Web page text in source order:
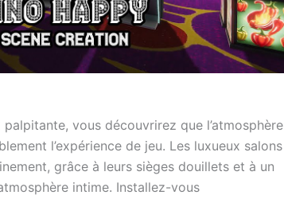
vous découvrirez que l’atmosphère
l’expérience de jeu. Les luxueux salons
grâce à leurs sièges douillets et à un
intime. Installez-vous